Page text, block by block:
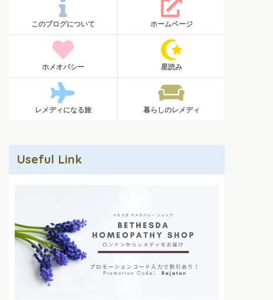
このブログについて ホームページ
ホメオパシー 星読み
レメディになる旅 暮らしのレメディ
Useful Link